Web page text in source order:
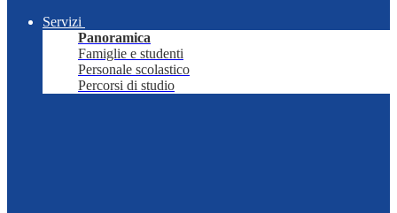
Servizi
Panoramica
Famiglie e studenti
Personale scolastico
Percorsi di studio